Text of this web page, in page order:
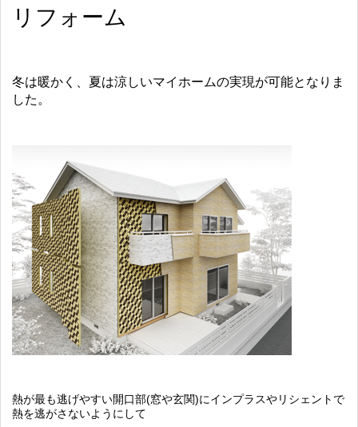
リフォーム
冬は暖かく、夏は涼しいマイホームの実現が可能となりま
した。
熱が最も逃げやすい開口部(窓や玄関)にインプラスやリシェントで
熱を逃がさないようにして